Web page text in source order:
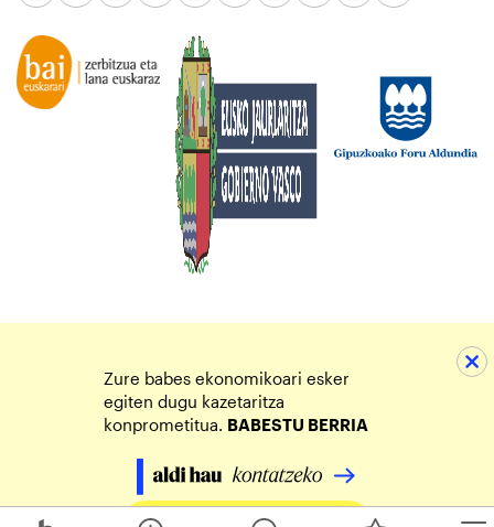
Zure babes ekonomikoari esker
egiten dugu kazetaritza
konprometitua. BABESTU BERRIA